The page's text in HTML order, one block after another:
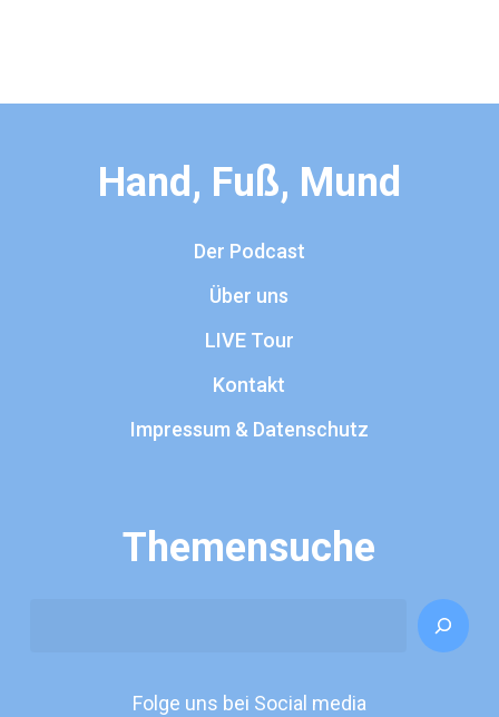
Hand, Fuß, Mund
Der Podcast
Über uns
LIVE Tour
Kontakt
Impressum & Datenschutz
Themensuche
Folge uns bei Social media